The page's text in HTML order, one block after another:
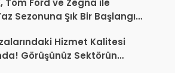
Sezonuna Şık Bir Başlangıç
Hizmet Kalitesi
Görüşünüz Sektörün